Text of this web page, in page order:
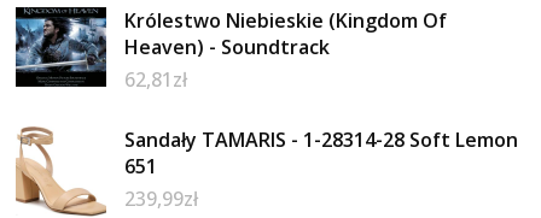
Królestwo Niebieskie (Kingdom Of
Heaven) - Soundtrack
62,81zł
Sandały TAMARIS - 1-28314-28 Soft Lemon
651
239,99zł